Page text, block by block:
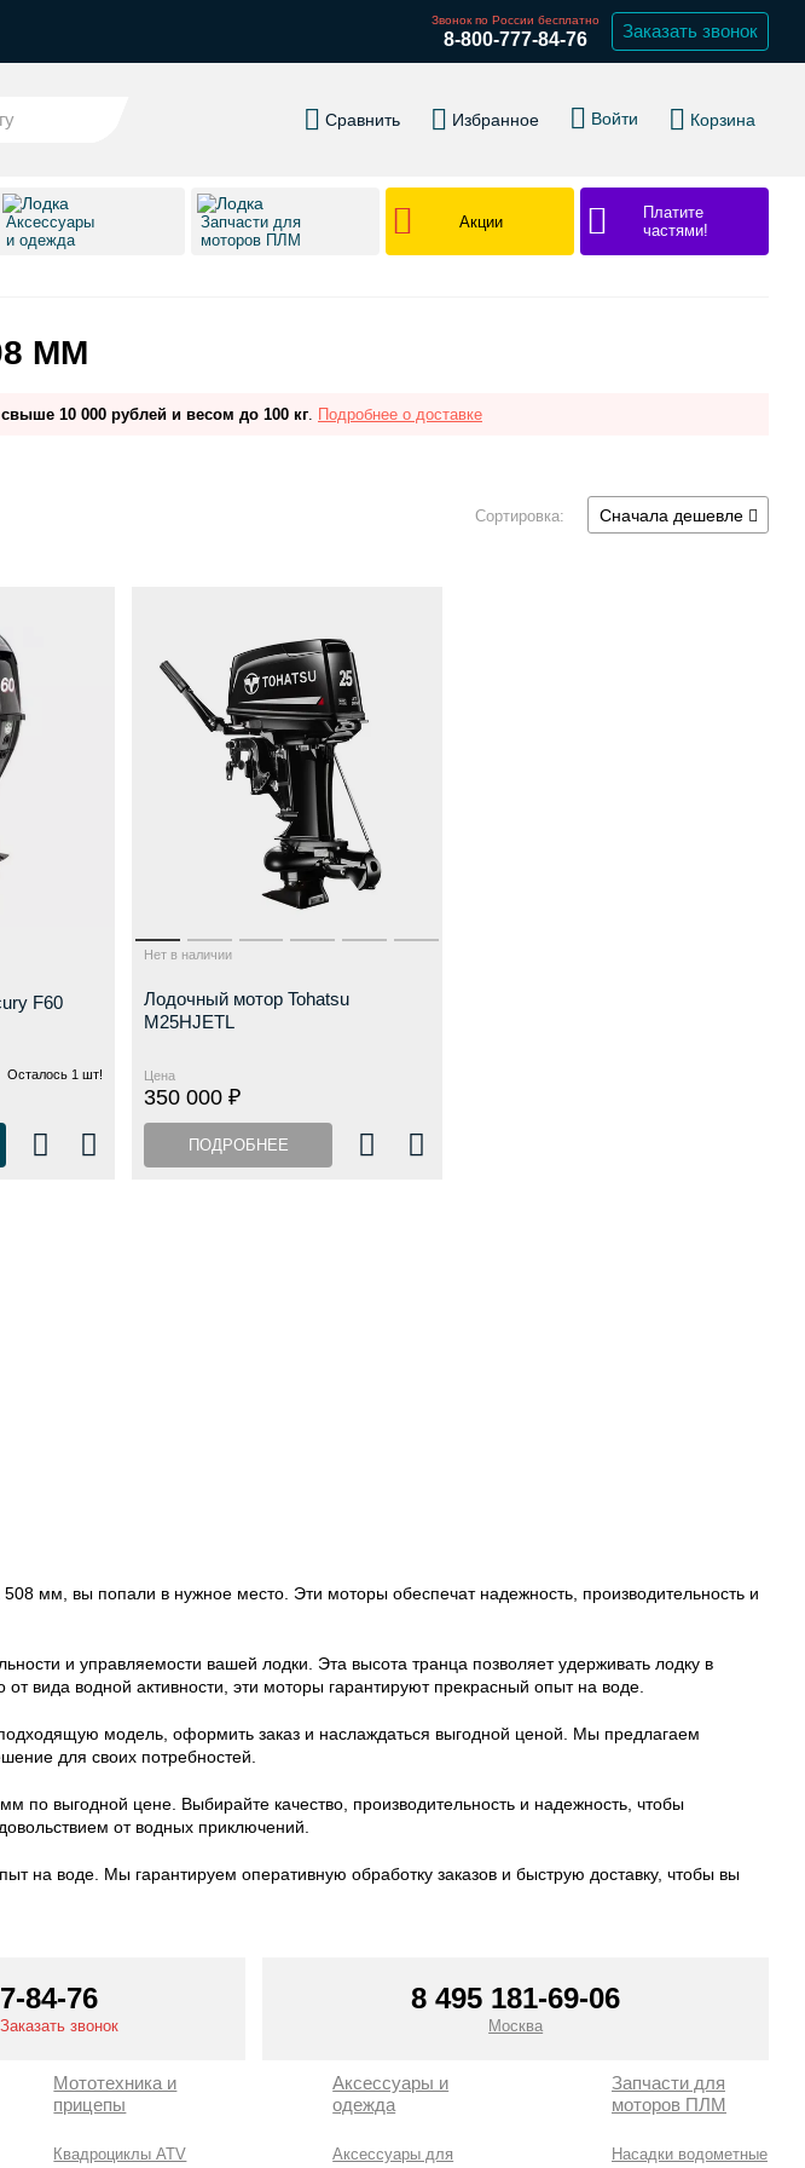
Звонок по России бесплатно
8-800-777-84-76 Заказать звонок
Сравнить Избранное Войти Корзина
Аксессуары
и одежда
Запчасти для
моторов ПЛМ
Акции
Платите
частями!
ММ
свыше 10 000 рублей и весом до 100 кг. Подробнее о доставке
Сортировка: Сначала дешевле
F60
Осталось 1 шт!
Нет в наличии
Лодочный мотор Tohatsu
M25HJETL
Цена
350 000 ₽
ПОДРОБНЕЕ
мм, вы попали в нужное место. Эти моторы обеспечат надежность, производительность и
и управляемости вашей лодки. Эта высота транца позволяет удерживать лодку в
вида водной активности, эти моторы гарантируют прекрасный опыт на воде.
модель, оформить заказ и наслаждаться выгодной ценой. Мы предлагаем
для своих потребностей.
выгодной цене. Выбирайте качество, производительность и надежность, чтобы
от водных приключений.
на воде. Мы гарантируем оперативную обработку заказов и быструю доставку, чтобы вы
84-76
Заказать звонок
8 495 181-69-06
Москва
Мототехника и
прицепы
Квадроциклы ATV
Аксессуары и
одежда
Аксессуары для
Запчасти для
моторов ПЛМ
Насадки водометные